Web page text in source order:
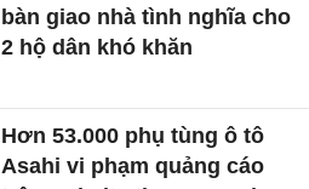
bàn giao nhà tình nghĩa cho
2 hộ dân khó khăn
Hơn 53.000 phụ tùng ô tô
Asahi vi phạm quảng cáo